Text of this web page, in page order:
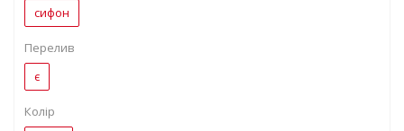
сифон
Перелив
є
Колір